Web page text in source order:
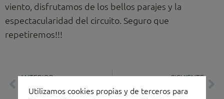
viento, disfrutamos de los bellos parajes y la
espectacularidad del circuito. Seguro que
repetiremos!!!
ANTERIOR
Visita a AKABA
SIGUIENTE
Utilizamos cookies propias y de terceros para